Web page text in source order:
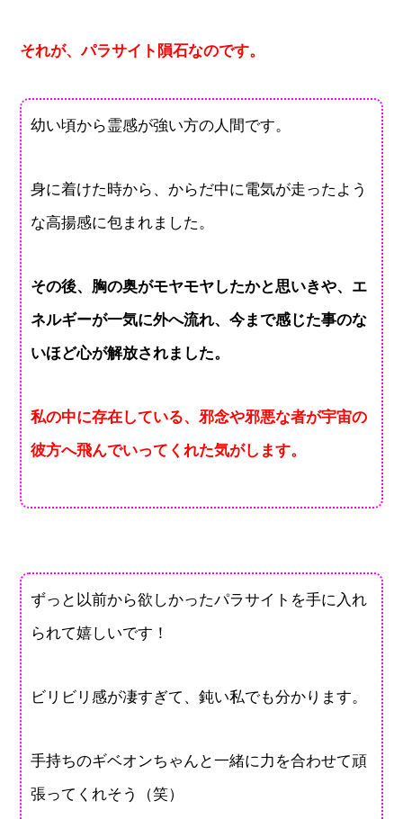
それが、パラサイト隕石なのです。
幼い頃から霊感が強い方の人間です。
身に着けた時から、からだ中に電気が走ったよう
な高揚感に包まれました。
その後、胸の奥がモヤモヤしたかと思いきや、エ
ネルギーが一気に外へ流れ、今まで感じた事のな
いほど心が解放されました。
私の中に存在している、邪念や邪悪な者が宇宙の
彼方へ飛んでいってくれた気がします。
ずっと以前から欲しかったパラサイトを手に入れ
られて嬉しいです！
ビリビリ感が凄すぎて、鈍い私でも分かります。
手持ちのギベオンちゃんと一緒に力を合わせて頑
張ってくれそう（笑）